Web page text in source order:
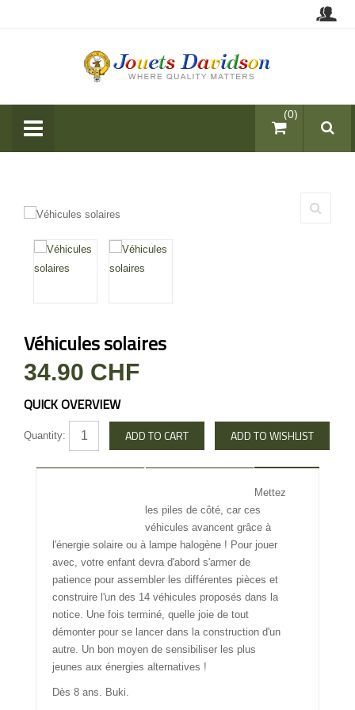
items (0)
Véhicules solaires
34.90 CHF
QUICK OVERVIEW
Quantity:
Mettez
les piles de côté, car ces
véhicules avancent grâce à
l'énergie solaire ou à lampe halogène ! Pour jouer
avec, votre enfant devra d'abord s'armer de
patience pour assembler les différentes pièces et
construire l'un des 14 véhicules proposés dans la
notice. Une fois terminé, quelle joie de tout
démonter pour se lancer dans la construction d'un
autre. Un bon moyen de sensibiliser les plus
jeunes aux énergies alternatives !
Dès 8 ans. Buki.